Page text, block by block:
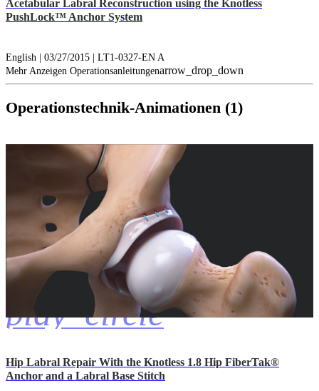
Acetabular Labral Reconstruction using the Knotless
PushLock™ Anchor System
English | 03/27/2015 | LT1-0327-EN A
Mehr Anzeigen Operationsanleitungenarrow_drop_down
Operationstechnik-Animationen (1)
play_circle
Hip Labral Repair With the Knotless 1.8 Hip FiberTak®
Anchor and a Labral Base Stitch